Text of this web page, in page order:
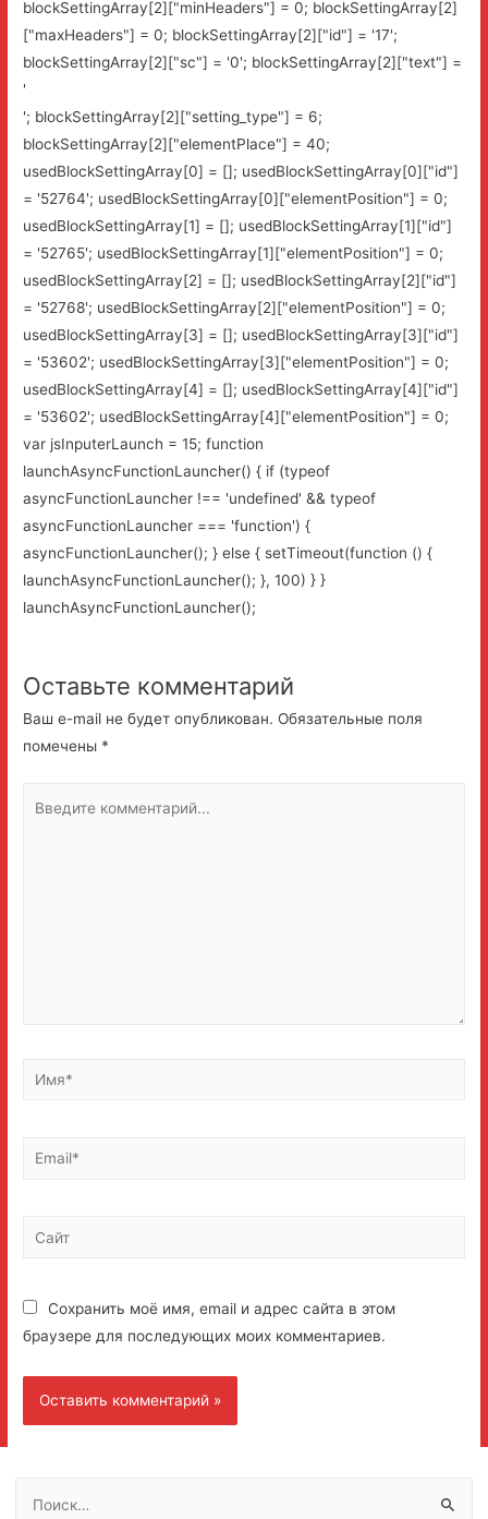
blockSettingArray[2]["minHeaders"] = 0; blockSettingArray[2]
["maxHeaders"] = 0; blockSettingArray[2]["id"] = '17';
blockSettingArray[2]["sc"] = '0'; blockSettingArray[2]["text"] =
'
'; blockSettingArray[2]["setting_type"] = 6;
blockSettingArray[2]["elementPlace"] = 40;
usedBlockSettingArray[0] = []; usedBlockSettingArray[0]["id"]
= '52764'; usedBlockSettingArray[0]["elementPosition"] = 0;
usedBlockSettingArray[1] = []; usedBlockSettingArray[1]["id"]
= '52765'; usedBlockSettingArray[1]["elementPosition"] = 0;
usedBlockSettingArray[2] = []; usedBlockSettingArray[2]["id"]
= '52768'; usedBlockSettingArray[2]["elementPosition"] = 0;
usedBlockSettingArray[3] = []; usedBlockSettingArray[3]["id"]
= '53602'; usedBlockSettingArray[3]["elementPosition"] = 0;
usedBlockSettingArray[4] = []; usedBlockSettingArray[4]["id"]
= '53602'; usedBlockSettingArray[4]["elementPosition"] = 0;
var jsInputerLaunch = 15; function
launchAsyncFunctionLauncher() { if (typeof
asyncFunctionLauncher !== 'undefined' && typeof
asyncFunctionLauncher === 'function') {
asyncFunctionLauncher(); } else { setTimeout(function () {
launchAsyncFunctionLauncher(); }, 100) } }
launchAsyncFunctionLauncher();
Оставьте комментарий
Ваш e-mail не будет опубликован. Обязательные поля
помечены *
комментарий...
Имя*
Email*
Сайт
Сохранить моё имя, email и адрес сайта в этом
браузере для последующих моих комментариев.